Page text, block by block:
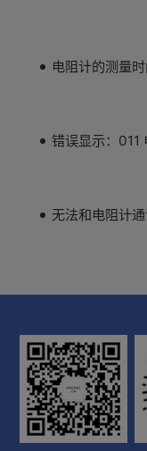
电阻计的测量
错误显示：
无法和电阻计